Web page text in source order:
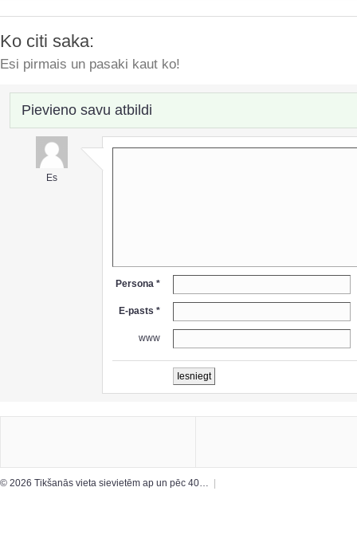
Ko citi saka:
Esi pirmais un pasaki kaut ko!
Pievieno savu atbildi
Es
Persona *
E-pasts *
www
© 2026 Tikšanās vieta sievietēm ap un pēc 40…